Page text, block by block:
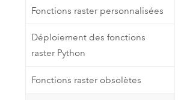
Fonctions raster personnalisées
Déploiement des fonctions
raster Python
Fonctions raster obsolètes